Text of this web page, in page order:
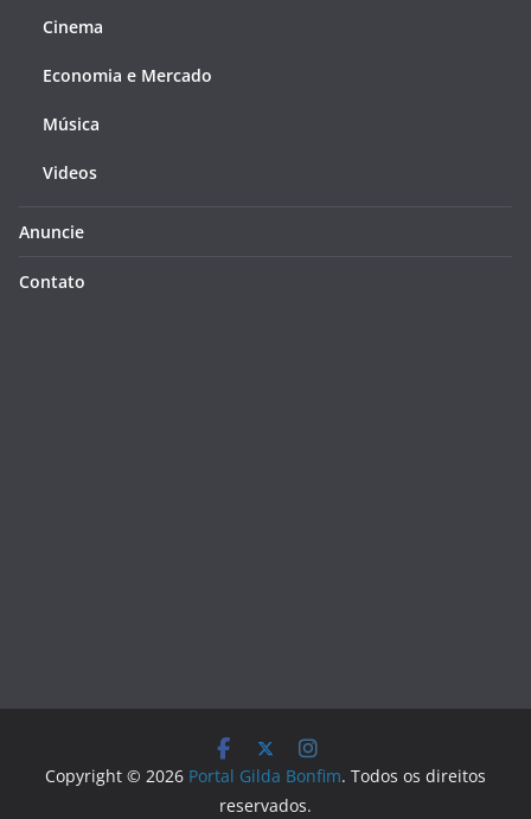
Cinema
Economia e Mercado
Música
Videos
Anuncie
Contato
Copyright © 2026 Portal Gilda Bonfim. Todos os direitos
reservados.